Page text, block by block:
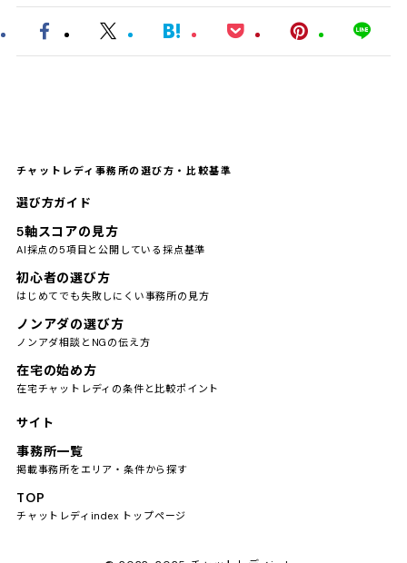
チャットレディ事務所の選び方・比較基準
選び方ガイド
5軸スコアの見方
AI採点の5項目と公開している採点基準
初心者の選び方
はじめてでも失敗しにくい事務所の見方
ノンアダの選び方
ノンアダ相談とNGの伝え方
在宅の始め方
在宅チャットレディの条件と比較ポイント
サイト
事務所一覧
掲載事務所をエリア・条件から探す
TOP
チャットレディindex トップページ